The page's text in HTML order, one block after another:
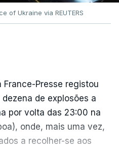
of Ukraine via REUTERS
Presse registou
de explosões a
por volta das 23:00 na
onde, mais uma vez,
a recolher-se aos